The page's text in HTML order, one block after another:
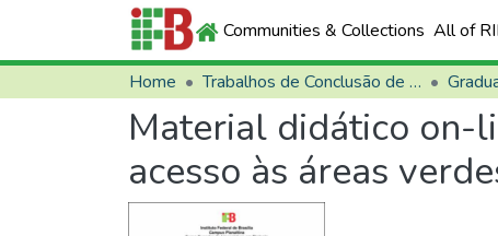
Communities & Collections All of
Home Trabalhos de Conclusão de Curso (TCCs)
Material didático on-
acesso às áreas